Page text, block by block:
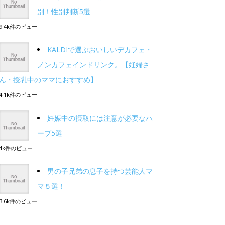
別！性別判断5選
件のビュー
KALDIで選ぶおいしいデカフェ・
ノンカフェインドリンク。【妊婦さ
・授乳中のママにおすすめ】
件のビュー
妊娠中の摂取には注意が必要なハ
ーブ5選
件のビュー
男の子兄弟の息子を持つ芸能人マ
マ５選！
件のビュー